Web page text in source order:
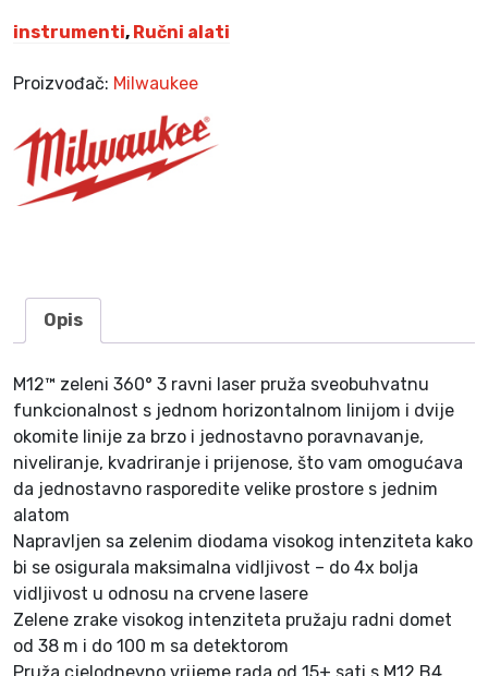
r
k
e
1
C
L
L
4
P
-
3
0
1
C
–
instrumenti, Ručni alati
Proizvođač: Milwaukee
Opis
M12™ zeleni 360° 3 ravni laser pruža sveobuhvatnu
funkcionalnost s jednom horizontalnom linijom i dvije
okomite linije za brzo i jednostavno poravnavanje,
niveliranje, kvadriranje i prijenose, što vam omogućava
da jednostavno rasporedite velike prostore s jednim
alatom
Napravljen sa zelenim diodama visokog intenziteta kako
bi se osigurala maksimalna vidljivost – do 4x bolja
vidljivost u odnosu na crvene lasere
Zelene zrake visokog intenziteta pružaju radni domet
od 38 m i do 100 m sa detektorom
Pruža cjelodnevno vrijeme rada od 15+ sati s M12 B4